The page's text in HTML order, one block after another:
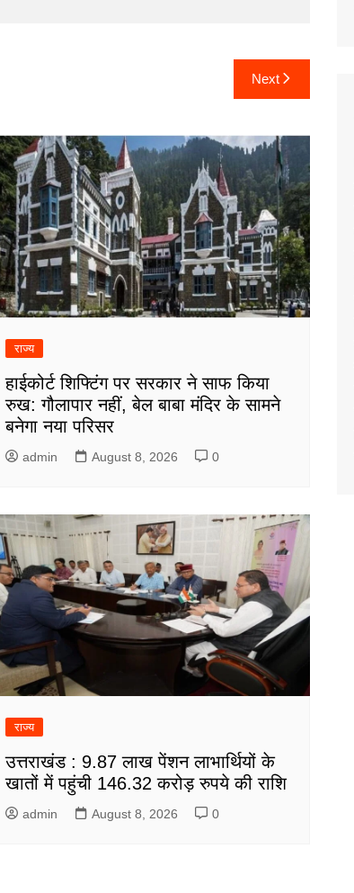
Next
राज्य
हाईकोर्ट शिफ्टिंग पर सरकार ने साफ किया
रुख: गौलापार नहीं, बेल बाबा मंदिर के सामने
बनेगा नया परिसर
admin August 8, 2026 0
राज्य
उत्तराखंड : 9.87 लाख पेंशन लाभार्थियों के
खातों में पहुंची 146.32 करोड़ रुपये की राशि
admin August 8, 2026 0